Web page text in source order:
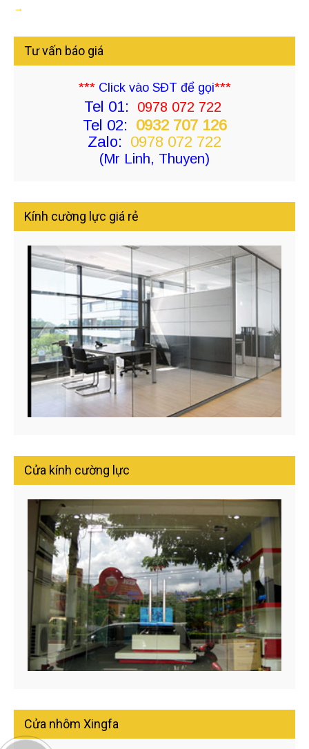
→
Tư vấn báo giá
***Click vào SĐT để gọi***
Tel 01: 0978 072 722
Tel 02: 0932 707 126
Zalo: 0978 072 722
(Mr Linh, Thuyen)
Kính cường lực giá rẻ
Cửa kính cường lực
Cửa nhôm Xingfa